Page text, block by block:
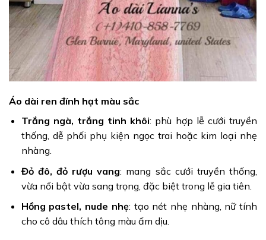
Áo dài ren đính hạt màu sắc
Trắng ngà, trắng tinh khôi: phù hợp lễ cưới truyền
thống, dễ phối phụ kiện ngọc trai hoặc kim loại nhẹ
nhàng.
Đỏ đô, đỏ rượu vang: mang sắc cưới truyền thống,
vừa nổi bật vừa sang trọng, đặc biệt trong lễ gia tiên.
Hồng pastel, nude nhẹ: tạo nét nhẹ nhàng, nữ tính
cho cô dâu thích tông màu ấm dịu.